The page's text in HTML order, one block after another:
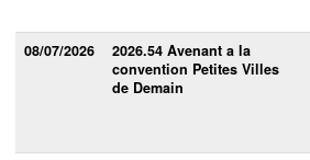
08/07/2026
2026.54 Avenant a la
convention Petites Villes
de Demain